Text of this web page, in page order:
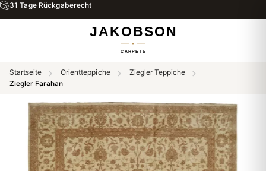
Startseite Orientteppiche
Ziegler Teppiche
Ziegler Farahan